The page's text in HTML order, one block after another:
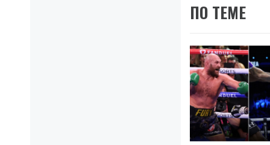
ПО ТЕМЕ